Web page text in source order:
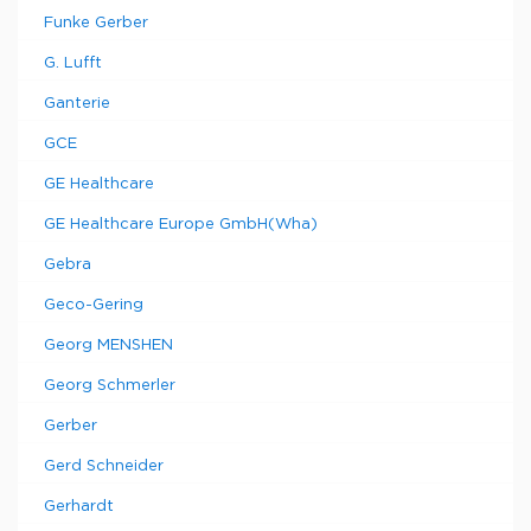
Funke Gerber
G. Lufft
Ganterie
GCE
GE Healthcare
GE Healthcare Europe GmbH(Wha)
Gebra
Geco-Gering
Georg MENSHEN
Georg Schmerler
Gerber
Gerd Schneider
Gerhardt